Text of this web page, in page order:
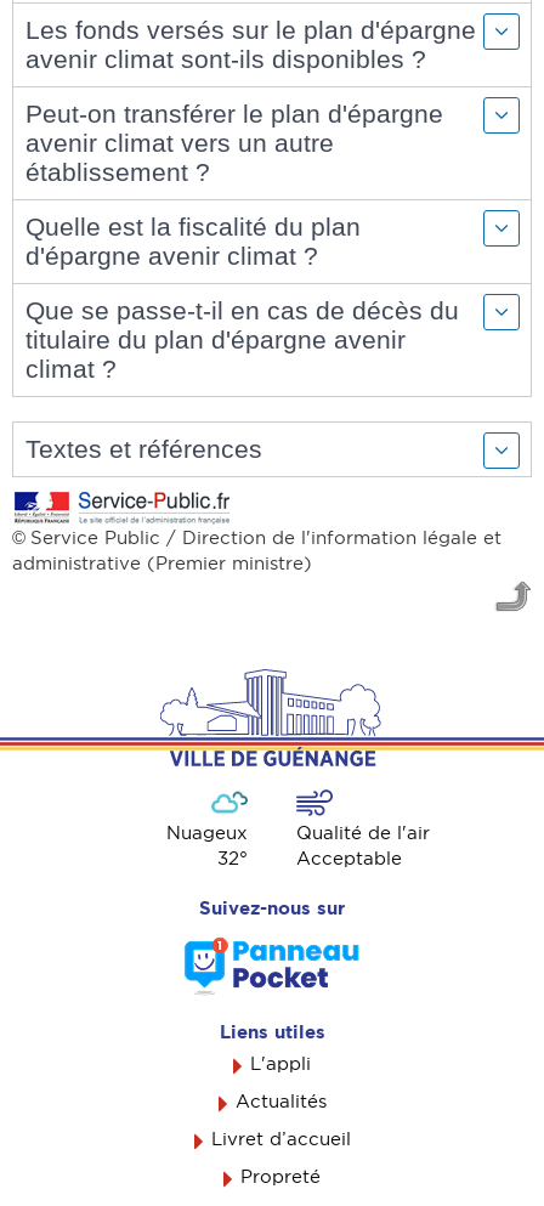
Les fonds versés sur le plan d'épargne
avenir climat sont-ils disponibles ?
Peut-on transférer le plan d'épargne
avenir climat vers un autre
établissement ?
Quelle est la fiscalité du plan
d'épargne avenir climat ?
Que se passe-t-il en cas de décès du
titulaire du plan d'épargne avenir
climat ?
Textes et références
© Service Public / Direction de l'information légale et
administrative (Premier ministre)
Nuageux
32°
Qualité de l'air
Acceptable
Suivez-nous sur
Liens utiles
L'appli
Actualités
Livret d’accueil
Propreté